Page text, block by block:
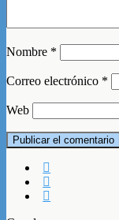
Nombre *
Correo electrónico *
Web